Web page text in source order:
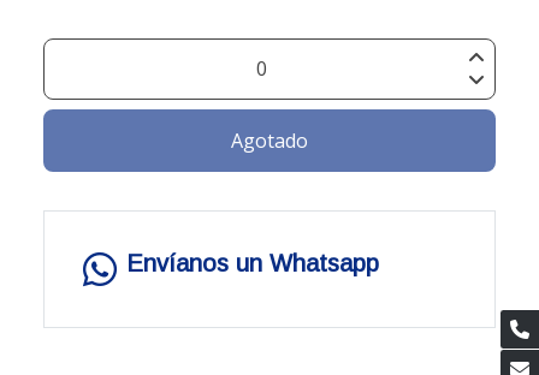
Agotado
Envíanos un Whatsapp